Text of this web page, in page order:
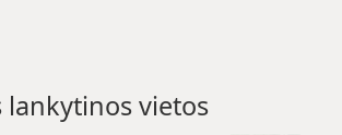
vietos